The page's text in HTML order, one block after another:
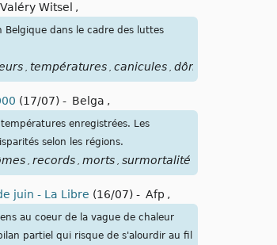
Valéry Witsel ,
dans le cadre des luttes
, températures , canicules , dômes
(17/07) - Belga ,
enregistrées. Les
selon les régions.
, records , morts , surmortalité
juin - La Libre (16/07) - Afp ,
au coeur de la vague de chaleur
partiel qui risque de s'alourdir au fil